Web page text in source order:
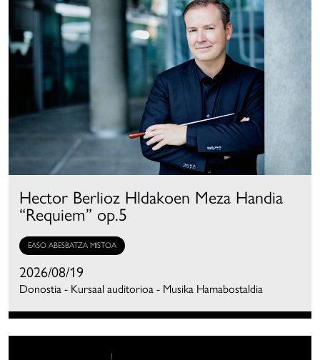
Hector Berlioz Hldakoen Meza Handia
“Requiem” op.5
EASO ABESBATZA MISTOA
2026/08/19
Donostia - Kursaal auditorioa - Musika Hamabostaldia